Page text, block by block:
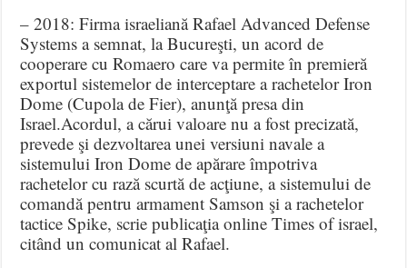
– 2018: Firma israeliană Rafael Advanced Defense
Systems a semnat, la Bucureşti, un acord de
cooperare cu Romaero care va permite în premieră
exportul sistemelor de interceptare a rachetelor Iron
Dome (Cupola de Fier), anunţă presa din
Israel.Acordul, a cărui valoare nu a fost precizată,
prevede şi dezvoltarea unei versiuni navale a
sistemului Iron Dome de apărare împotriva
rachetelor cu rază scurtă de acţiune, a sistemului de
comandă pentru armament Samson şi a rachetelor
tactice Spike, scrie publicaţia online Times of israel,
citând un comunicat al Rafael.